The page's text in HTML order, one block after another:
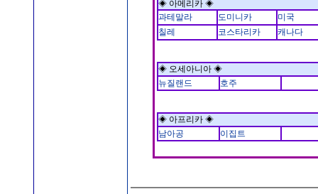
◈ 아메리카 ◈
과테말라
도미니카
미국
칠레
코스타리카 캐나다
◈ 오세아니아 ◈
뉴질랜드
호주
◈ 아프리카 ◈
남아공
이집트